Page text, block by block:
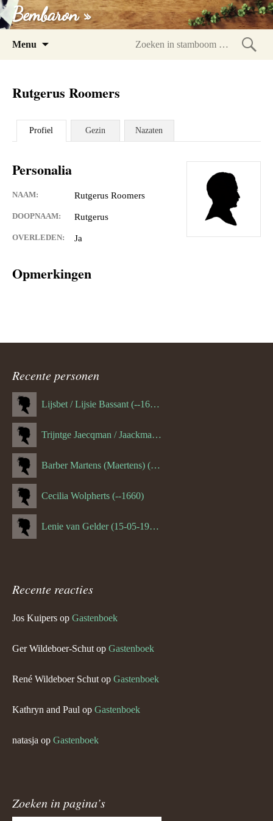
Bembaron »
Menu
Rutgerus Roomers
Profiel Gezin Nazaten
Personalia
NAAM: Rutgerus Roomers
DOOPNAAM: Rutgerus
OVERLEDEN: Ja
Opmerkingen
Recente personen
Lijsbet / Lijsie Bassant (--1687)
Trijntge Jaecqman / Jaackman (--1651)
Barber Martens (Maertens) (--1658)
Cecilia Wolpherts (--1660)
Lenie van Gelder (15-05-1970)
Recente reacties
Jos Kuipers op Gastenboek
Ger Wildeboer-Schut op Gastenboek
René Wildeboer Schut op Gastenboek
Kathryn and Paul op Gastenboek
natasja op Gastenboek
Zoeken in pagina’s